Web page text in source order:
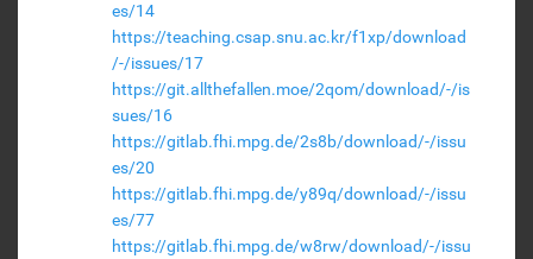
es/14
https://teaching.csap.snu.ac.kr/f1xp/download
/-/issues/17
https://git.allthefallen.moe/2qom/download/-/is
sues/16
https://gitlab.fhi.mpg.de/2s8b/download/-/issu
es/20
https://gitlab.fhi.mpg.de/y89q/download/-/issu
es/77
https://gitlab.fhi.mpg.de/w8rw/download/-/issu